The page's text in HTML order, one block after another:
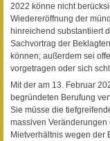
2022 könne nicht
Wiedereröffnung der
hinreichend substantiiert
Sachvortrag der
können; außerdem sei
vorgetragen oder sich
Mit der am 13. Februar
begründeten Berufung
Sie müsse die
massiven
Mietverhältnis wegen der